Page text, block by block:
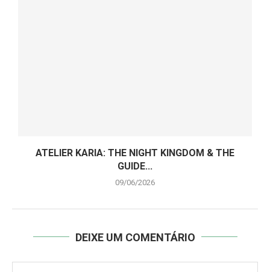
ATELIER KARIA: THE NIGHT KINGDOM & THE
GUIDE...
09/06/2026
DEIXE UM COMENTÁRIO